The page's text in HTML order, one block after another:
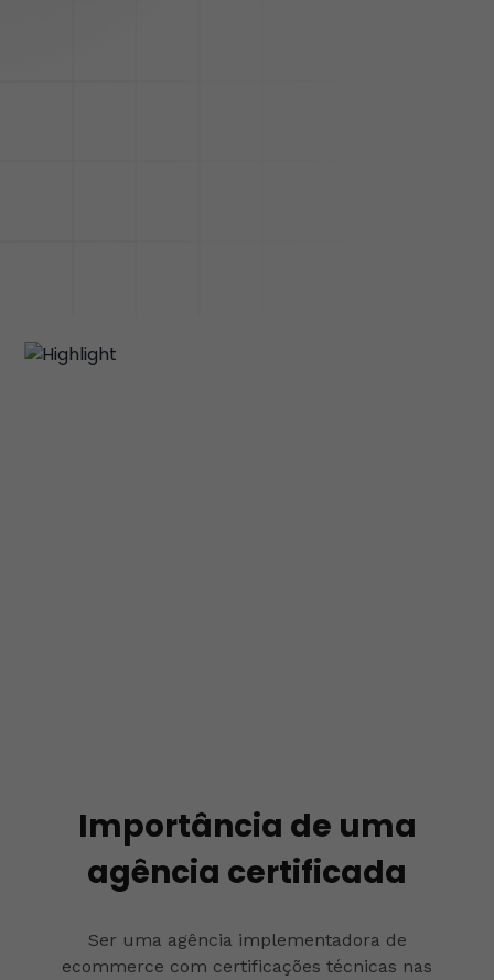
Importância de uma
agência certificada
Ser uma agência implementadora de
ecommerce com certificações técnicas nas